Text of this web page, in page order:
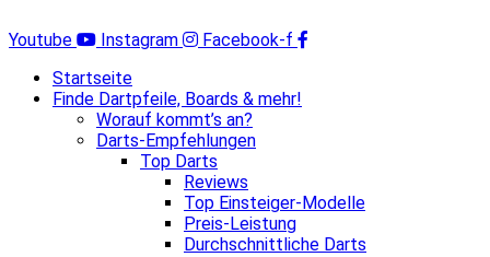
Inhalt
Youtube Instagram
Facebook-f
Startseite
Finde Dartpfeile, Boards & mehr!
Worauf kommt’s an?
Darts-Empfehlungen
Top Darts
Reviews
Top Einsteiger-Modelle
Preis-Leistung
Durchschnittliche Darts